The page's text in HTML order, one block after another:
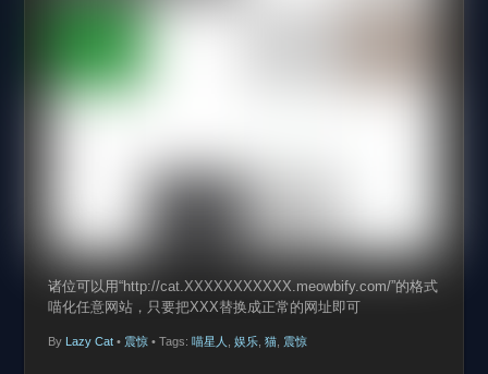
诸位可以用“http://cat.XXXXXXXXXXX.meowbify.com/”的格式
喵化任意网站，只要把XXX替换成正常的网址即可
By Lazy Cat• 震惊 • Tags: 喵星人 娱乐, 猫, 震惊